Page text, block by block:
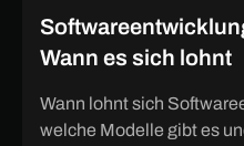
Wann es sich lohnt
Wann lohnt sich
welche Modelle gibt es